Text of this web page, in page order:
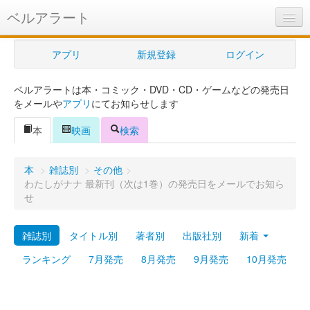
ベルアラート
ベルアラートとは
ヘルプ
新規登録
ログイン
購入管理
プレミアム
アプリ 新規登録 ログイン
ベルアラートは本・コミック・DVD・CD・ゲームなどの発売日
をメールやアプリ にてお知らせします
本
映画 検索
本 > 雑誌別 > その他 >
わたしがナナ 最新刊（次は1巻）の発売日をメールでお知ら
せ
雑誌別 タイトル別 著者別 出版社別
新着
ランキング
7月発売 8月発売 9月発売 10月発売